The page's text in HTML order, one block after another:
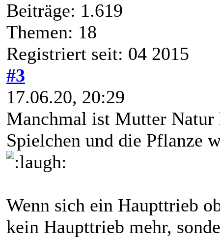
Beiträge: 1.619
Themen: 18
Registriert seit: 04 2015
#3
17.06.20, 20:29
Manchmal ist Mutter Natur
Spielchen und die Pflanze
Wenn sich ein Haupttrieb
kein Haupttrieb mehr,